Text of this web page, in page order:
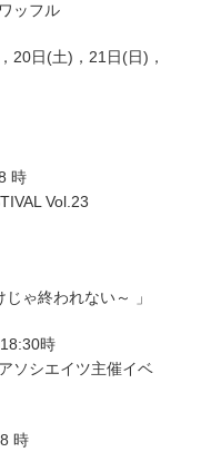
ッフル
20日(土)，21日(日)，
時
Vol.23
ゃ終われない～ 」
時
ソシエイツ主催イベ
時